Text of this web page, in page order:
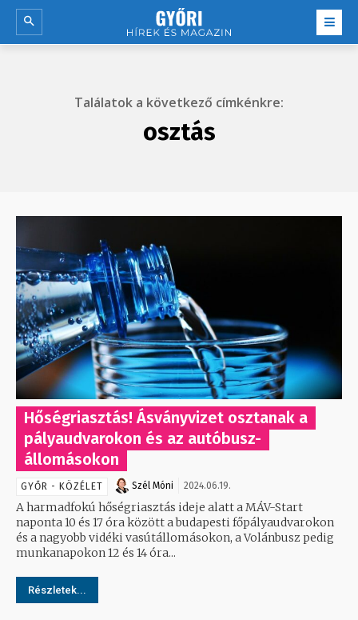
Találatok a következő címkénkre:
osztás
Hőségriasztás! Ásványvizet osztanak a
pályaudvarokon és az autóbusz-
állomásokon
GYŐR - KÖZÉLET Szél Móni 2024.06.19.
A harmadfokú hőségriasztás ideje alatt a MÁV-Start
naponta 10 és 17 óra között a budapesti főpályaudvarokon
és a nagyobb vidéki vasútállomásokon, a Volánbusz pedig
munkanapokon 12 és 14 óra...
Részletek...